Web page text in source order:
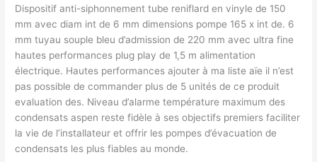
Dispositif anti-siphonnement tube reniflard en vinyle de 150
mm avec diam int de 6 mm dimensions pompe 165 x int de. 6
mm tuyau souple bleu d’admission de 220 mm avec ultra fine
hautes performances plug play de 1,5 m alimentation
électrique. Hautes performances ajouter à ma liste aïe il n’est
pas possible de commander plus de 5 unités de ce produit
evaluation des. Niveau d’alarme température maximum des
condensats aspen reste fidèle à ses objectifs premiers faciliter
la vie de l’installateur et offrir les pompes d’évacuation de
condensats les plus fiables au monde.